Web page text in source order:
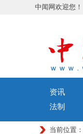
中闻网欢迎您！
资讯
法制
当前位置：